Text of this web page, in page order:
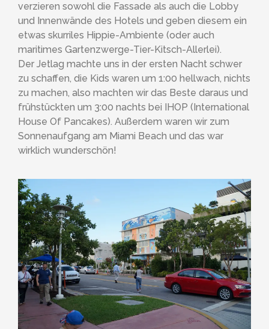
verzieren sowohl die Fassade als auch die Lobby
und Innenwände des Hotels und geben diesem ein
etwas skurriles Hippie-Ambiente (oder auch
maritimes Gartenzwerge-Tier-Kitsch-Allerlei).
Der Jetlag machte uns in der ersten Nacht schwer
zu schaffen, die Kids waren um 1:00 hellwach, nichts
zu machen, also machten wir das Beste daraus und
frühstückten um 3:00 nachts bei IHOP (International
House Of Pancakes). Außerdem waren wir zum
Sonnenaufgang am Miami Beach und das war
wirklich wunderschön!